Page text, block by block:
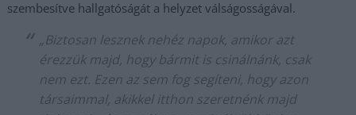
szembesítve hallgatóságát a helyzet válságosságával.
„Biztosan lesznek nehéz napok, amikor azt
érezzük majd, hogy bármit is csinálnánk, csak
nem ezt. Ezen az sem fog segíteni, hogy azon
társaimmal, akikkel itthon szeretnénk majd